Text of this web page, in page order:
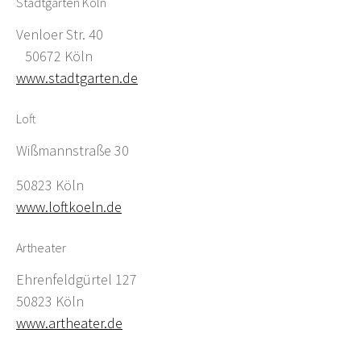
Venloer Str. 40
50672 Köln
www.stadtgarten.de
Loft
Wißmannstraße 30
50823 Köln
www.loftkoeln.de
Artheater
Ehrenfeldgürtel 127
50823 Köln
www.artheater.de